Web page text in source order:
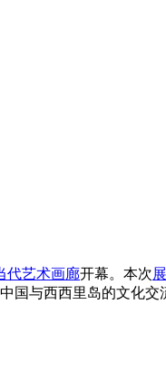
代艺术画廊开幕。本次
国与西西里岛的文化交